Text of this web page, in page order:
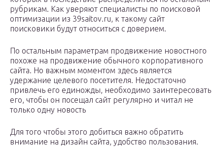
рубрикам. Как уверяют специалисты по поисковой
оптимизации из 39saitov.ru, к такому сайт
поисковики будут относиться с доверием.
По остальным параметрам продвижение новостного
похоже на продвижение обычного корпоративного
сайта. Но важным моментом здесь является
удержание целевого посетителя. Недостаточно
привлечь его единожды, необходимо заинтересовать
его, чтобы он посещал сайт регулярно и читал не
только одну новость
Для того чтобы этого добиться важно обратить
внимание на дизайн сайта, удобство пользования.